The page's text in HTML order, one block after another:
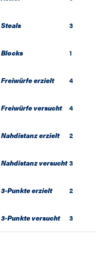
Steals 3
Blocks 1
Freiwürfe erzielt 4
Freiwürfe versucht 4
Nahdistanz erzielt 2
Nahdistanz versucht 3
3-Punkte erzielt 2
3-Punkte versucht 3